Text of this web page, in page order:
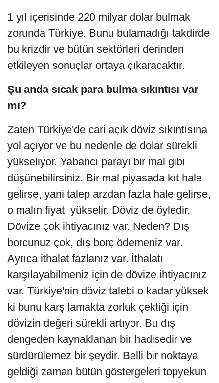
1 yıl içerisinde 220 milyar dolar bulmak
zorunda Türkiye. Bunu bulamadığı takdirde
bu krizdir ve bütün sektörleri derinden
etkileyen sonuçlar ortaya çıkaracaktır.
Şu anda sıcak para bulma sıkıntısı var
mı?
Zaten Türkiye'de cari açık döviz sıkıntısına
yol açıyor ve bu nedenle de dolar sürekli
yükseliyor. Yabancı parayı bir mal gibi
düşünebilirsiniz. Bir mal piyasada kıt hale
gelirse, yani talep arzdan fazla hale gelirse,
o malın fiyatı yükselir. Döviz de öyledir.
Dövize çok ihtiyacınız var. Neden? Dış
borcunuz çok, dış borç ödemeniz var.
Ayrıca ithalat fazlanız var. İthalatı
karşılayabilmeniz için de dövize ihtiyacınız
var. Türkiye'nin döviz talebi o kadar yüksek
ki bunu karşılamakta zorluk çektiği için
dövizin değeri sürekli artıyor. Bu dış
dengeden kaynaklanan bir hadisedir ve
sürdürülemez bir şeydir. Belli bir noktaya
geldiği zaman bütün göstergeleri topyekun